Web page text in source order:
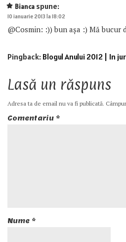
Bianca spune:
10 ianuarie 2013 la 18:02
@Cosmin: :)) bun așa :) Mă bucur
Pingback: Blogul Anului 2012 | In
Lasă un răspuns
Adresa ta de email nu va fi publicată.
Comentariu *
Nume *